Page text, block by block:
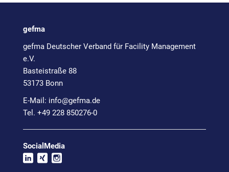
gefma
gefma Deutscher Verband für Facility Management
e.V.
Basteistraße 88
53173 Bonn
E-Mail: info@gefma.de
Tel. +49 228 850276-0
SocialMedia